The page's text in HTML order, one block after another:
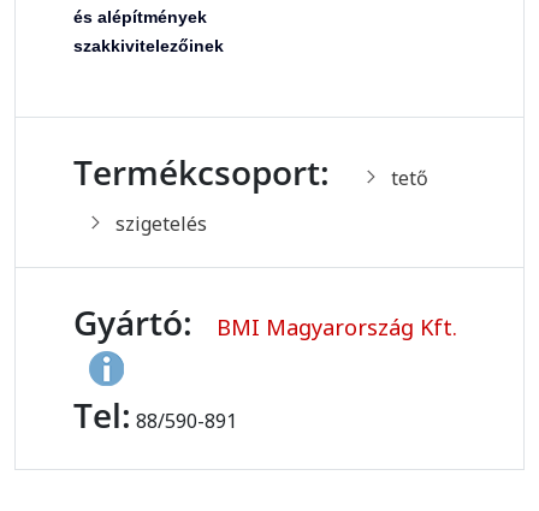
és alépítmények
szakkivitelezőinek
Termékcsoport:
tető
szigetelés
Gyártó: BMI Magyarország Kft.
Tel: 88/590-891